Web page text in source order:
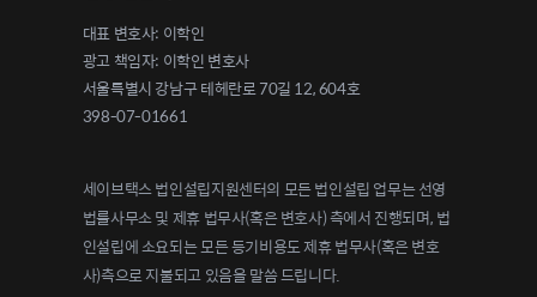
대표 변호사: 이학인
광고 책임자: 이학인 변호사
서울특별시 강남구 테헤란로 70길 12, 604호
398-07-01661
세이브택스 법인설립지원센터의 모든 법인설립 업무는 선영
법률사무소 및 제휴 법무사(혹은 변호사) 측에서 진행되며, 법
인설립에 소요되는 모든 등기비용도 제휴 법무사(혹은 변호
사)측으로 지불되고 있음을 말씀 드립니다.